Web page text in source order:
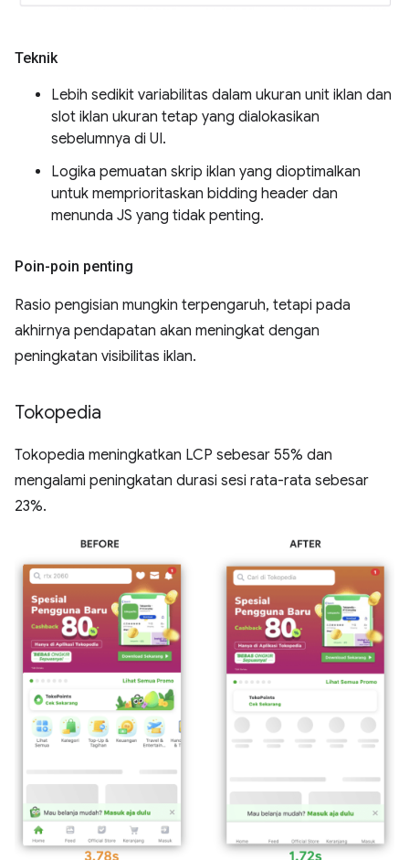
Teknik
Lebih sedikit variabilitas dalam ukuran unit iklan dan
slot iklan ukuran tetap yang dialokasikan
sebelumnya di UI.
Logika pemuatan skrip iklan yang dioptimalkan
untuk memprioritaskan bidding header dan
menunda JS yang tidak penting.
Poin-poin penting
Rasio pengisian mungkin terpengaruh, tetapi pada
akhirnya pendapatan akan meningkat dengan
peningkatan visibilitas iklan.
Tokopedia
Tokopedia meningkatkan LCP sebesar 55% dan
mengalami peningkatan durasi sesi rata-rata sebesar
23%.